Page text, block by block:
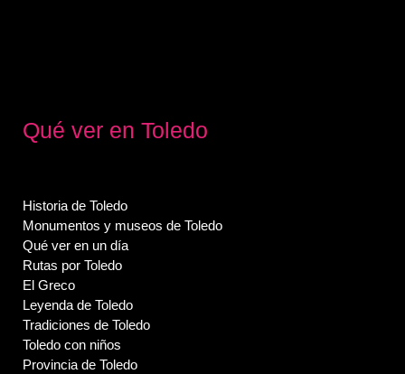
Qué ver en Toledo
Historia de Toledo
Monumentos y museos de Toledo
Qué ver en un día
Rutas por Toledo
El Greco
Leyenda de Toledo
Tradiciones de Toledo
Toledo con niños
Provincia de Toledo